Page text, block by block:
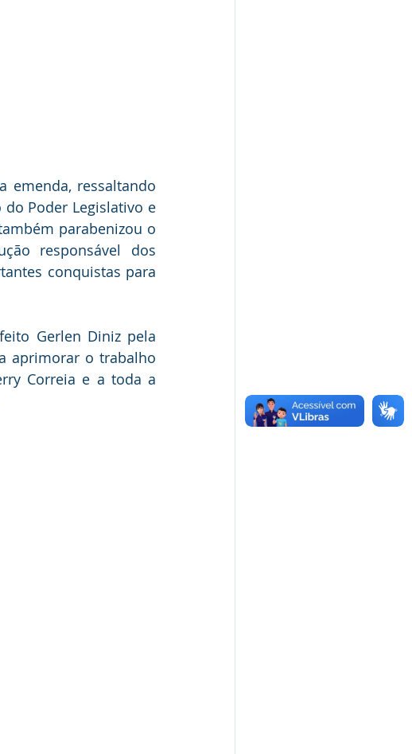
emenda, ressaltando
Poder Legislativo e
parabenizou o
responsável dos
conquistas para
Gerlen Diniz pela
aprimorar o trabalho
Correia e a toda a